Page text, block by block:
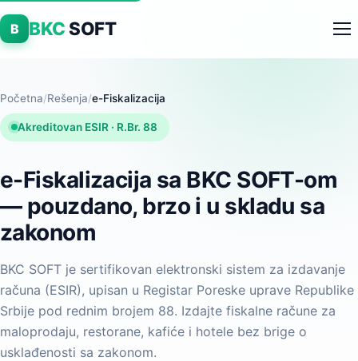
B BKC SOFT
Početna/Rešenja/e-Fiskalizacija
Akreditovan ESIR · R.Br. 88
e-Fiskalizacija sa BKC SOFT-om
— pouzdano, brzo i u skladu sa
zakonom
BKC SOFT je sertifikovan elektronski sistem za izdavanje
računa (ESIR), upisan u Registar Poreske uprave Republike
Srbije pod rednim brojem 88. Izdajte fiskalne račune za
maloprodaju, restorane, kafiće i hotele bez brige o
usklađenosti sa zakonom.